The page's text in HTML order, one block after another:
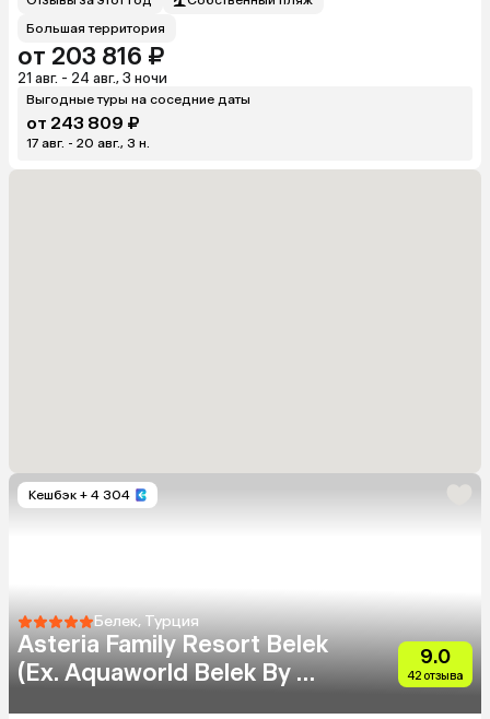
Большая территория
от 203 816 ₽
21 авг. - 24 авг., 3 ночи
Выгодные туры на соседние даты
от 243 809 ₽
17 авг. - 20 авг., 3 н.
Кешбэк + 4 304
Белек, Турция
Asteria Family Resort Belek
(Ex. Aquaworld Belek By Mp
9.0
42 отзыва